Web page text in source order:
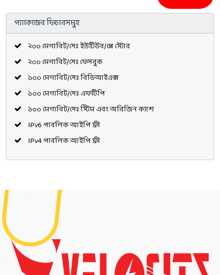
প্যাকেজের ফিচারসমুহ
২০০ মেগাবিট/সেঃ ইউটিউব/প্লে স্টোর
২০০ মেগাবিট/সেঃ ফেসবুক
১০০ মেগাবিট/সেঃ বিডিআইএক্স
১০০ মেগাবিট/সেঃ এফটিপি
১০০ মেগাবিট/সেঃ স্টিম এবং অরিজিন ক্যাশ
IPv6 পাবলিক আইপি ফ্রী
IPv4 পাবলিক আইপি ফ্রী